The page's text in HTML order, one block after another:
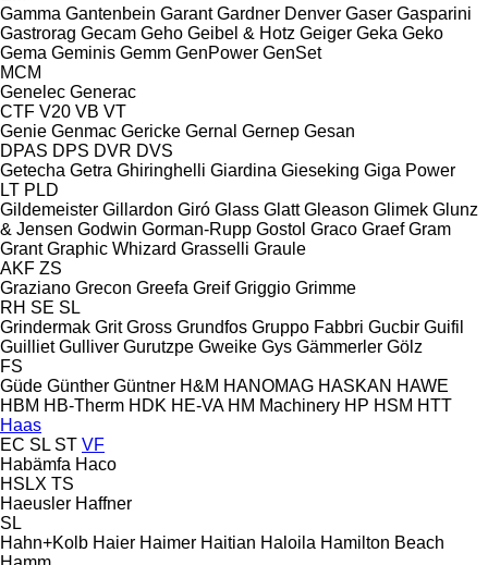
Gamma Gantenbein Garant Gardner Denver Gaser Gasparini
Gastrorag Gecam Geho Geibel & Hotz Geiger Geka Geko
Gema Geminis Gemm GenPower GenSet
MCM
Genelec Generac
CTF V20 VB VT
Genie Genmac Gericke Gernal Gernep Gesan
DPAS DPS DVR DVS
Getecha Getra Ghiringhelli Giardina Gieseking Giga Power
LT PLD
Gildemeister Gillardon Giró Glass Glatt Gleason Glimek Glunz
& Jensen Godwin Gorman-Rupp Gostol Graco Graef Gram
Grant Graphic Whizard Grasselli Graule
AKF ZS
Graziano Grecon Greefa Greif Griggio Grimme
RH SE SL
Grindermak Grit Gross Grundfos Gruppo Fabbri Gucbir Guifil
Guilliet Gulliver Gurutzpe Gweike Gys Gämmerler Gölz
FS
Güde Günther Güntner H&M HANOMAG HASKAN HAWE
HBM HB‑Therm HDK HE-VA HM Machinery HP HSM HTT
Haas
EC SL ST VF
Habämfa Haco
HSLX TS
Haeusler Haffner
SL
Hahn+Kolb Haier Haimer Haitian Haloila Hamilton Beach